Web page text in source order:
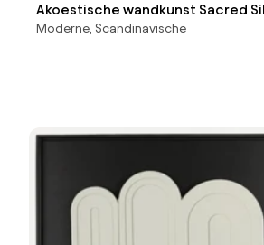
Akoestische wandkunst Sacred
2
Moderne, Scandinavische